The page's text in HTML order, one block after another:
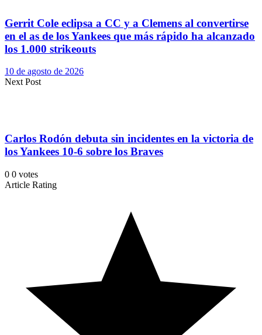
Gerrit Cole eclipsa a CC y a Clemens al convertirse
en el as de los Yankees que más rápido ha alcanzado
los 1.000 strikeouts
10 de agosto de 2026
Next Post
Carlos Rodón debuta sin incidentes en la victoria de
los Yankees 10-6 sobre los Braves
0 0 votes
Article Rating